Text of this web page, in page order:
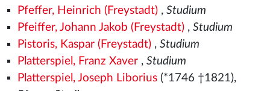
Pfeffer, Heinrich (Freystadt), Studium
Pfeiffer, Johann Jakob (Freystadt), Studium
Pistoris, Kaspar (Freystadt), Studium
Platterspiel, Franz Xaver, Studium
Platterspiel, Joseph Liborius(*1746 †1821),